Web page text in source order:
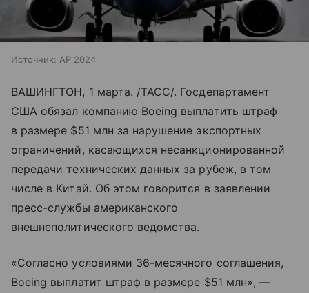
Источник: AP 2024
ВАШИНГТОН, 1 марта. /ТАСС/. Госдепартамент
США обязал компанию Boeing выплатить штраф
в размере $51 млн за нарушение экспортных
ограничений, касающихся несанкционированной
передачи технических данных за рубеж, в том
числе в Китай. Об этом говорится в заявлении
пресс-службы американского
внешнеполитического ведомства.
«Согласно условиями 36-месячного соглашения,
Boeing выплатит штраф в размере $51 млн», —